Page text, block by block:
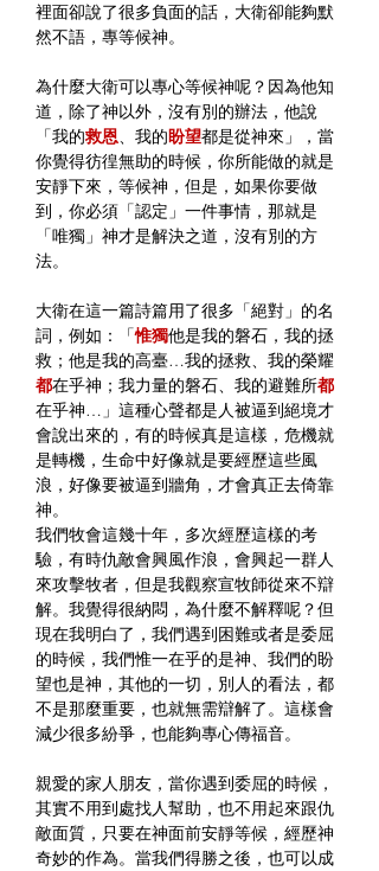
裡面卻說了很多負面的話，大衛卻能夠默
然不語，專等候神。
為什麼大衛可以專心等候神呢？因為他知
道，除了神以外，沒有別的辦法，他說
「我的救恩、我的盼望都是從神來」，當
你覺得彷徨無助的時候，你所能做的就是
安靜下來，等候神，但是，如果你要做
到，你必須「認定」一件事情，那就是
「唯獨」神才是解決之道，沒有別的方
法。
大衛在這一篇詩篇用了很多「絕對」的名
詞，例如：「惟獨他是我的磐石，我的拯
救；他是我的高臺…我的拯救、我的榮耀
都在乎神；我力量的磐石、我的避難所都
在乎神…」這種心聲都是人被逼到絕境才
會說出來的，有的時候真是這樣，危機就
是轉機，生命中好像就是要經歷這些風
浪，好像要被逼到牆角，才會真正去倚靠
神。
我們牧會這幾十年，多次經歷這樣的考
驗，有時仇敵會興風作浪，會興起一群人
來攻擊牧者，但是我觀察宣牧師從來不辯
解。我覺得很納悶，為什麼不解釋呢？但
現在我明白了，我們遇到困難或者是委屈
的時候，我們惟一在乎的是神、我們的盼
望也是神，其他的一切，別人的看法，都
不是那麼重要，也就無需辯解了。這樣會
減少很多紛爭，也能夠專心傳福音。
親愛的家人朋友，當你遇到委屈的時候，
其實不用到處找人幫助，也不用起來跟仇
敵面質，只要在神面前安靜等候，經歷神
奇妙的作為。當我們得勝之後，也可以成